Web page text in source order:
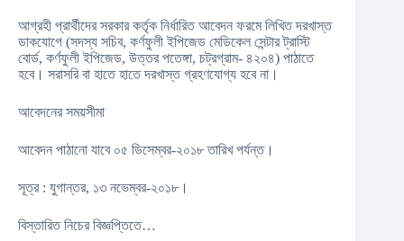
আগ্রহী প্রার্থীদের সরকার কর্তৃক নির্ধারিত আবেদন ফরমে লিখিত দরখাস্ত
ডাকযোগে (সদস্য সচিব, কর্ণফুলী ইপিজেড মেডিকেল সেন্টার ট্রাস্টি
বোর্ড, কর্ণফুলী ইপিজেড, উত্তর পতেঙ্গা, চট্রগ্রাম- ৪২০৪) পাঠাতে
হবে। সরাসরি বা হাতে হাতে দরখাস্ত গ্রহণযোগ্য হবে না।
আবেদনের সময়সীমা
আবেদন পাঠানো যাবে ০৫ ডিসেম্বর-২০১৮ তারিখ পর্যন্ত।
সূত্র : যুগান্তর, ১৩ নভেম্বর-২০১৮।
বিস্তারিত নিচের বিজ্ঞপ্তিতে…